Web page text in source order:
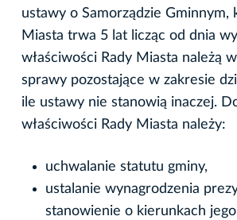
ustawy o Samorządzie Gminnym,
Miasta trwa 5 lat licząc od dnia
właściwości Rady Miasta należą
sprawy pozostające w zakresie
ile ustawy nie stanowią inaczej.
właściwości Rady Miasta należy:
uchwalanie statutu gminy,
ustalanie wynagrodzenia
stanowienie o kierunkach jego